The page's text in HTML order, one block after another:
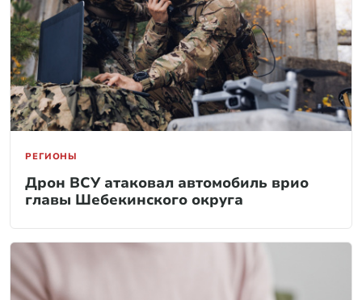
РЕГИОНЫ
Дрон ВСУ атаковал автомобиль врио
главы Шебекинского округа